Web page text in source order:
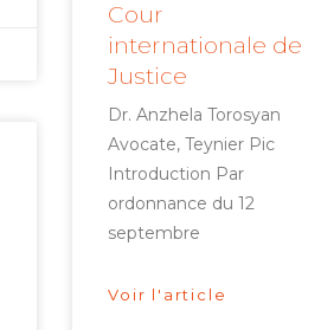
Cour
internationale de
Justice
Dr. Anzhela Torosyan
Avocate, Teynier Pic
Introduction Par
ordonnance du 12
septembre
Voir l'article